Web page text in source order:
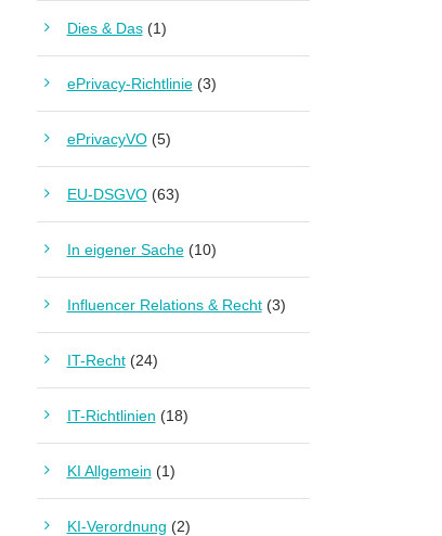
Dies & Das(1)
ePrivacy-Richtlinie(3)
ePrivacyVO(5)
EU-DSGVO(63)
In eigener Sache(10)
Influencer Relations & Recht(3)
IT-Recht(24)
IT-Richtlinien (18)
KI Allgemein (1)
KI-Verordnung (2)